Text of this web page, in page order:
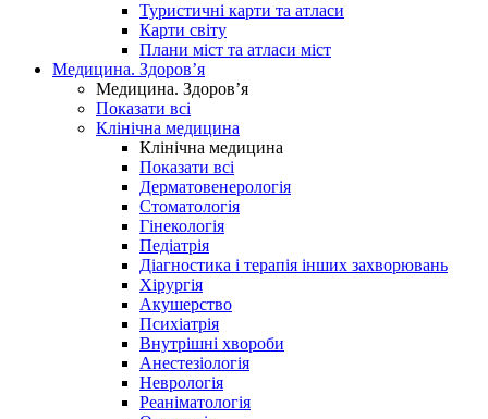
Туристичні карти та атласи
Карти світу
Плани міст та атласи міст
Медицина. Здоров’я
Медицина. Здоров’я
Показати всі
Клінічна медицина
Клінічна медицина
Показати всі
Дерматовенерологія
Стоматологія
Гінекологія
Педіатрія
Діагностика і терапія інших захворювань
Хірургія
Акушерство
Психіатрія
Внутрішні хвороби
Анестезіологія
Неврологія
Реаніматологія